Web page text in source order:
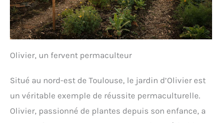
Olivier, un fervent permaculteur
Situé au nord-est de Toulouse, le jardin d’Olivier est
un véritable exemple de réussite permaculturelle.
Olivier, passionné de plantes depuis son enfance, a